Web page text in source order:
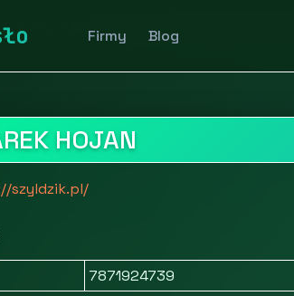
Firmy Blog
HOJAN
szyldzik.pl/
7871924739